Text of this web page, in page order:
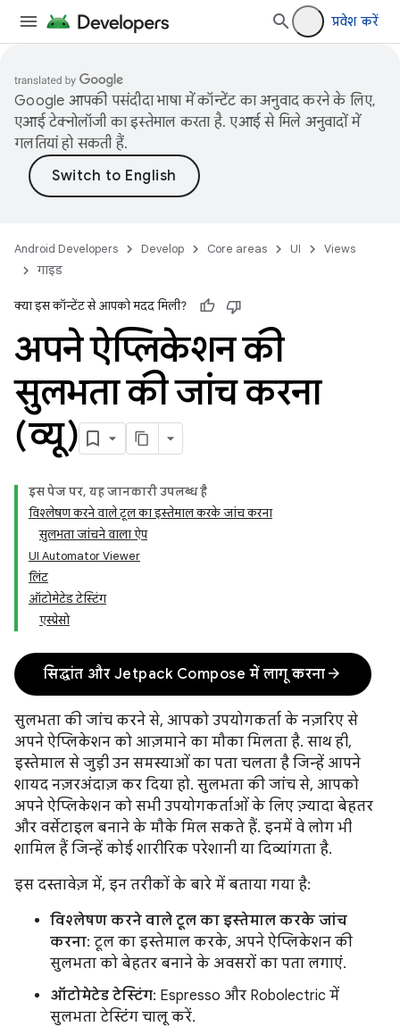
प्रवेश करें
Google आपकी पसंदीदा भाषा में कॉन्टेंट का अनुवाद करने के लिए,
एआई टेक्नोलॉजी का इस्तेमाल करता है. एआई से मिले अनुवादों में
गलतियां हो सकती हैं.
Android Developers Develop Core areas UI
Views
गाइड
क्या इस कॉन्टेंट से आपको मदद मिली?
अपने ऐप्लिकेशन की
सुलभता की जांच करना
(व्यू)
इस पेज पर, यह जानकारी उपलब्ध है
विश्लेषण करने वाले टूल का इस्तेमाल करके जांच करना
सुलभता जांचने वाला ऐप
UI Automator Viewer
लिंट
ऑटोमेटेड टेस्टिंग
एस्प्रेसो
सिद्धांत और Jetpack Compose में लागू करना arrow_forward
सुलभता की जांच करने से, आपको उपयोगकर्ता के नज़रिए से
अपने ऐप्लिकेशन को आज़माने का मौका मिलता है. साथ ही,
इस्तेमाल से जुड़ी उन समस्याओं का पता चलता है जिन्हें आपने
शायद नज़रअंदाज़ कर दिया हो. सुलभता की जांच से, आपको
अपने ऐप्लिकेशन को सभी उपयोगकर्ताओं के लिए ज़्यादा बेहतर
और वर्सेटाइल बनाने के मौके मिल सकते हैं. इनमें वे लोग भी
शामिल हैं जिन्हें कोई शारीरिक परेशानी या दिव्यांगता है.
इस दस्तावेज़ में, इन तरीकों के बारे में बताया गया है:
विश्लेषण करने वाले टूल का इस्तेमाल करके जांच
करना: टूल का इस्तेमाल करके, अपने ऐप्लिकेशन की
सुलभता को बेहतर बनाने के अवसरों का पता लगाएं.
ऑटोमेटेड टेस्टिंग: Espresso और Robolectric में
सुलभता टेस्टिंग चालू करें.